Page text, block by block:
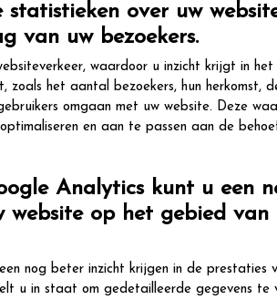
over uw
van uw bezoekers.
waardoor u inzicht krijgt in
zoals het aantal bezoekers, hun herkomst,
omgaan met uw website. Deze
en aan te passen aan de
Analytics kunt u een
website op het gebied van
nog beter inzicht krijgen in de prestaties
u in staat om gedetailleerde gegevens te